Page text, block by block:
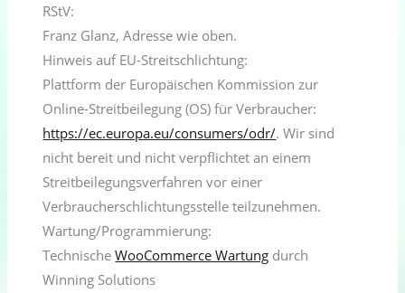
RStV:
Franz Glanz, Adresse wie oben.
Hinweis auf EU-Streitschlichtung:
Plattform der Europäischen Kommission zur
Online-Streitbeilegung (OS) für Verbraucher:
https://ec.europa.eu/consumers/odr/. Wir sind
nicht bereit und nicht verpflichtet an einem
Streitbeilegungsverfahren vor einer
Verbraucherschlichtungsstelle teilzunehmen.
Wartung/Programmierung:
TechnischeWooCommerce Wartung durch
Winning Solutions